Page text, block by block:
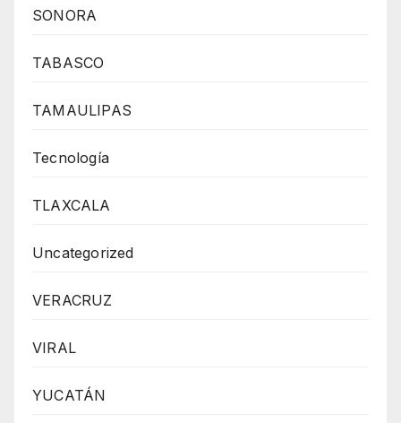
SONORA
TABASCO
TAMAULIPAS
Tecnología
TLAXCALA
Uncategorized
VERACRUZ
VIRAL
YUCATÁN